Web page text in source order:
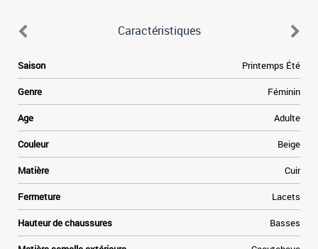
Caractéristiques
Saison Printemps Été
Genre Féminin
Age Adulte
Couleur Beige
Matière Cuir
Fermeture Lacets
Hauteur de chaussures Basses